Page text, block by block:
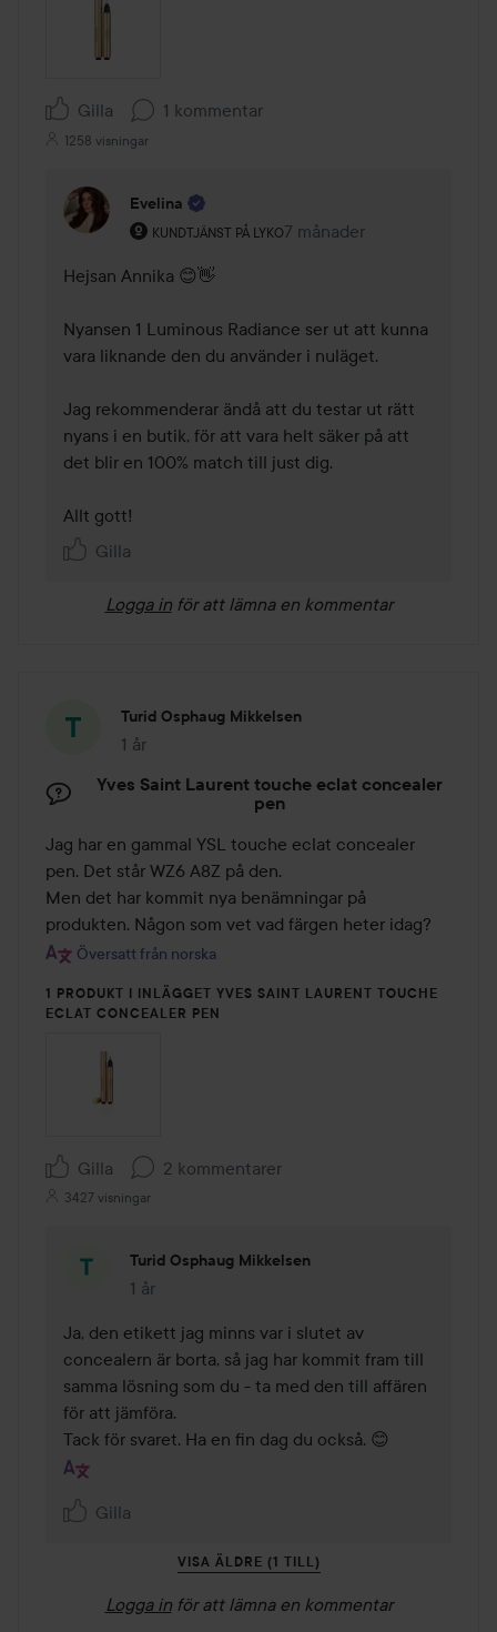
Gilla 1 kommentar
1258 visningar
Evelina
KUNDTJÄNST PÅ LYKO
Användarens roll: Kundtjänst på Lyko.
7 månader
Kommentaren lades 7
Hejsan Annika 😊👋
Nyansen 1 Luminous Radiance ser ut att kunna
vara liknande den du använder i nuläget.
Jag rekommenderar ändå att du testar ut rätt
nyans i en butik, för att vara helt säker på att
det blir en 100% match till just dig.
Allt gott!
Gilla
Logga in för att lämna en kommentar
Turid Osphaug Mikkelsen
1 år
Inlägget skapades 1 år
Yves Saint Laurent touche eclat concealer
pen
Jag har en gammal YSL touche eclat concealer
pen. Det står WZ6 A8Z på den.
Men det har kommit nya benämningar på
produkten. Någon som vet vad färgen heter idag?
Översatt från norska
1 PRODUKT I INLÄGGET YVES SAINT LAURENT TOUCHE
ECLAT CONCEALER PEN
Gilla 2 kommentarer
3427 visningar
Turid Osphaug Mikkelsen
1 år
Kommentaren lades 1 år
Ja, den etikett jag minns var i slutet av
concealern är borta, så jag har kommit fram till
samma lösning som du - ta med den till affären
för att jämföra.
Tack för svaret. Ha en fin dag du också. 😊
Gilla
VISA ÄLDRE (1 TILL)
Logga in för att lämna en kommentar